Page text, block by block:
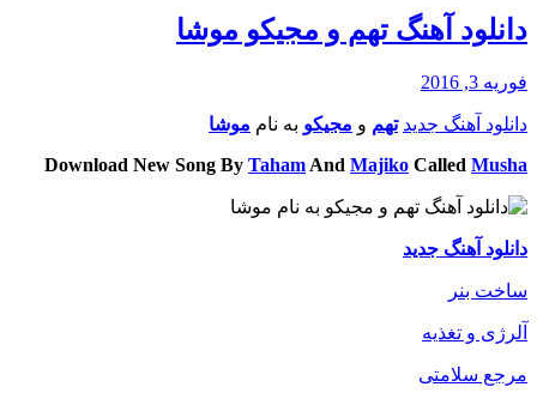
دانلود آهنگ تهم و مجیکو موشا
فوریه 3, 2016
دانلود آهنگ جدید تهم و مجیکو به نام موشا
Download New Song By Taham And Majiko Called Musha
دانلود آهنگ جدید
ساخت بنر
آلرژی و تغذیه
مرجع سلامتی